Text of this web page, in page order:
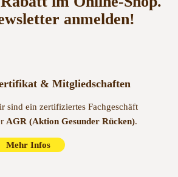
anmelden!
& Mitgliedschaften
sind ein zertifiziertes Fachgeschäft
AGR (Aktion Gesunder Rücken).
Mehr Infos